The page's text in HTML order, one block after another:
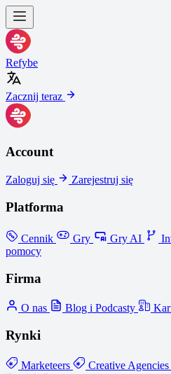
Refybe
Zacznij teraz
Account
Zaloguj się Zarejestruj się
Platforma
Cennik Gry Gry AI
pomocy
Firma
O nas Blog i Podcasty
Rynki
Marketeers Creative Agencies